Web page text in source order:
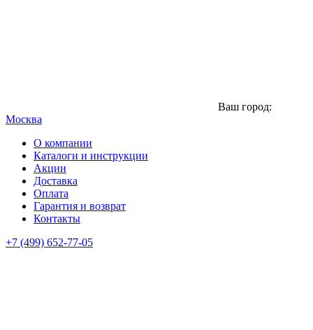
Ваш город:
Москва
О компании
Каталоги и инструкции
Акции
Доставка
Оплата
Гарантия и возврат
Контакты
+7 (499) 652-77-05